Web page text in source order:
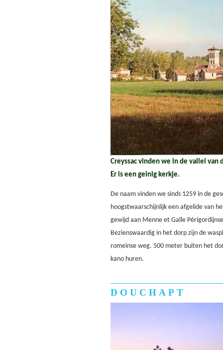
Creyssac vinden we in de vallei van
Er is een geinig kerkje.
De naam vinden we sinds 1259 in de
hoogstwaarschijnlijk een afgelide van
gewijd aan Menne et Galle
Bezienswaardig in het dorp zijn de
romeinse weg. 500 meter buiten het
kano huren.
DOUCHAPT